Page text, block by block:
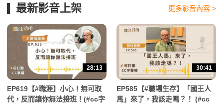
最新影音上架 更多影音內容 >
28:13
EP619【#職涯】小心！無可取
代，反而讓你無法接班！(#cc字
30:41
EP585【#職場生存】「國王人
馬」來了，我該走嗎？！ (#cc